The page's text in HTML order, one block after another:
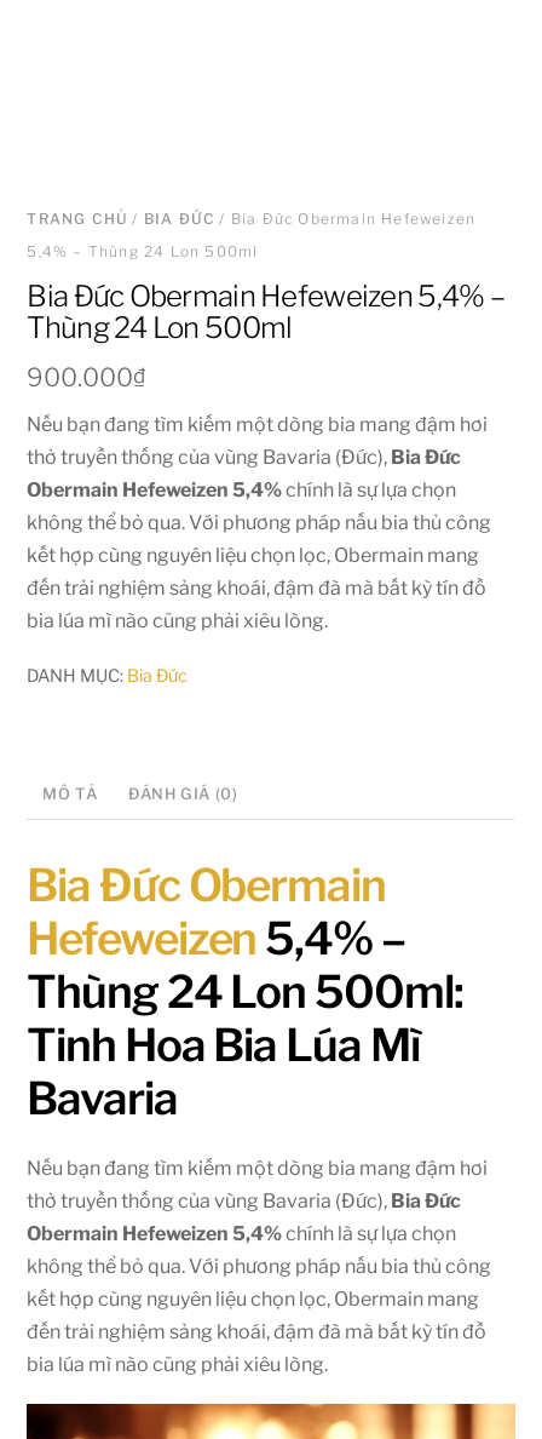
TRANG CHỦ / BIA ĐỨC / Bia Đức Obermain Hefeweizen
5,4% – Thùng 24 Lon 500ml
Bia Đức Obermain Hefeweizen 5,4% –
Thùng 24 Lon 500ml
900.000₫
Nếu bạn đang tìm kiếm một dòng bia mang đậm hơi
thở truyền thống của vùng Bavaria (Đức), Bia Đức
Obermain Hefeweizen 5,4%chính là sự lựa chọn
không thể bỏ qua. Với phương pháp nấu bia thủ công
kết hợp cùng nguyên liệu chọn lọc, Obermain mang
đến trải nghiệm sảng khoái, đậm đà mà bất kỳ tín đồ
bia lúa mì nào cũng phải xiêu lòng.
DANH MỤC: Bia Đức
MÔ TẢ ĐÁNH GIÁ (0)
Bia Đức Obermain
Hefeweizen 5,4% –
Thùng 24 Lon 500ml:
Tinh Hoa Bia Lúa Mì
Bavaria
Nếu bạn đang tìm kiếm một dòng bia mang đậm hơi
thở truyền thống của vùng Bavaria (Đức), Bia Đức
Obermain Hefeweizen 5,4%chính là sự lựa chọn
không thể bỏ qua. Với phương pháp nấu bia thủ công
kết hợp cùng nguyên liệu chọn lọc, Obermain mang
đến trải nghiệm sảng khoái, đậm đà mà bất kỳ tín đồ
bia lúa mì nào cũng phải xiêu lòng.